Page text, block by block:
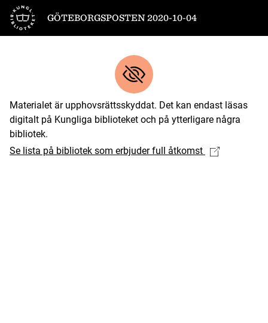
Till startsidan
GÖTEBORGSPOSTEN 2020-10-04
Materialet är upphovsrättsskyddat. Det kan endast läsas
digitalt på Kungliga biblioteket och på ytterligare några
bibliotek.
Se lista på bibliotek som erbjuder full åtkomst